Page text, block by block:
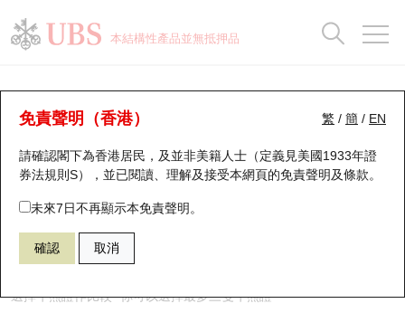
本結構性產品並無抵押品
繁 / 簡 / EN
免責聲明（香港）
請確認閣下為香港居民，及並非美籍人士（定義見美國1933年證
券法規則S），並已閱讀、理解及接受本網頁的免責聲明及條款。
未來7日不再顯示本免責聲明。
確認 取消
牛熊證分析儀
表現 街貨統計 比較
67440 瑞銀牛證 HSI 恒生指數
選擇牛熊證作比較 *你可以選擇最多三隻牛熊證
瑞銀認股證一覽
新發行瑞銀認股證
即將到期認股證
認股證到期結算價查詢
認股證分析儀
街貨統計
比較
牛熊全景快搜
牛熊證搜尋
牛熊證街貨分佈圖
正股牛熊證列表
新發行瑞銀牛熊證
街貨統計
比較
十大升幅/跌幅
十大認股證成交分佈
十天股證佔大市成交
資金流
街貨統計
正股分析儀
二十大活躍股份
恒指成份股
國指成份股
科指成份股
持股比重
顯示所有持股比重
每月輪證大市專題
輪證專欄
講座及教育短片
認股證投資者教育
牛熊證投資者教育